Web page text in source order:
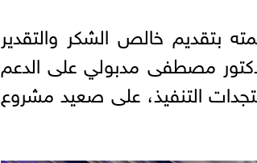
بتقديم خالص الشكر والتقدير
مصطفى مدبولي على الدعم
التنفيذ، على صعيد مشروع